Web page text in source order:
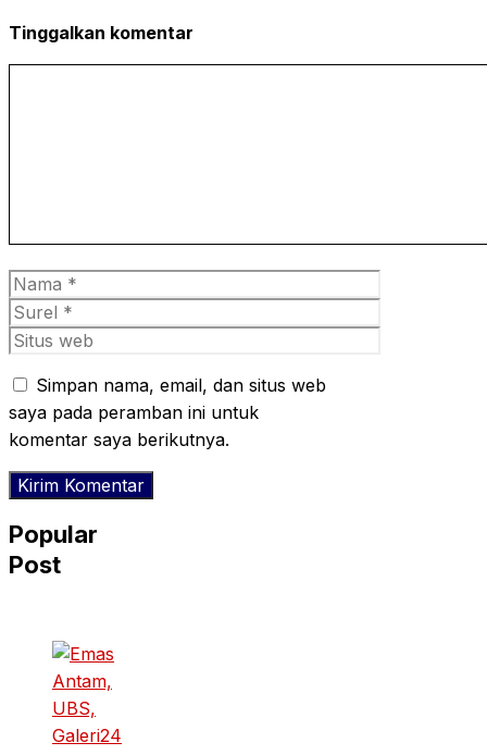
Tinggalkan komentar
Nama
Surel
Situs
Simpan nama, email, dan situs web
saya pada peramban ini untuk
komentar saya berikutnya.
Popular
Post